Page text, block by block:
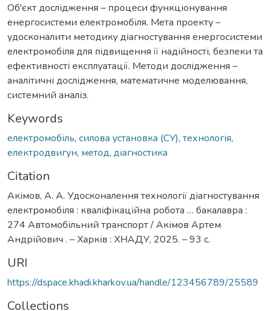
Об'єкт дослідження – процеси функціонування
енергосистеми електромобіля. Мета проекту –
удосконалити методику діагностування енергосистеми
електромобіля для підвищення її надійності, безпеки та
ефективності експлуатації. Методи дослідження –
аналітичні дослідження, математичне моделювання,
системний аналіз.
Keywords
електромобіль, силова установка (СУ), технологія,
електродвигун, метод, діагностика
Citation
Акімов, А. А. Удосконалення технології діагностування
електромобіля : кваліфікаційна робота … бакалавра :
274 Автомобільний транспорт / Акімов Артем
Андрійович . – Харків : ХНАДУ, 2025. – 93 с.
URI
https://dspace.khadi.kharkov.ua/handle/123456789/25589
Collections